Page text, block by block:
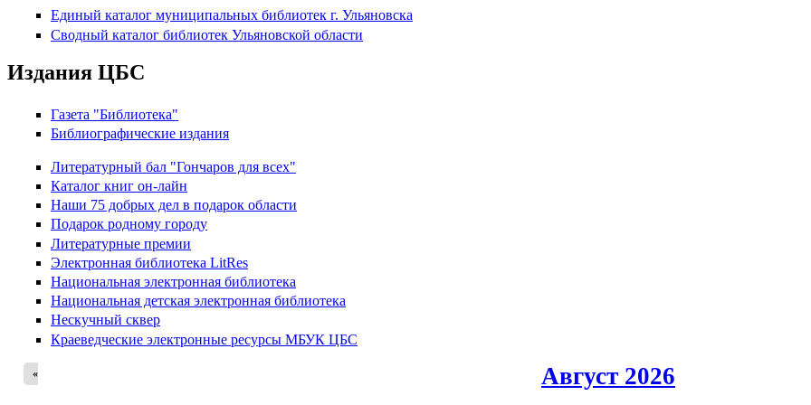
Единый каталог муниципальных библиотек г. Ульяновска
Сводный каталог библиотек Ульяновской области
Издания ЦБС
Газета "Библиотека"
Библиографические издания
Литературный бал "Гончаров для всех"
Каталог книг он-лайн
Наши 75 добрых дел в подарок области
Подарок родному городу
Литературные премии
Электронная библиотека LitRes
Национальная электронная библиотека
Национальная детская электронная библиотека
Нескучный сквер
Краеведческие электронные ресурсы МБУК ЦБС
Август 2026
«